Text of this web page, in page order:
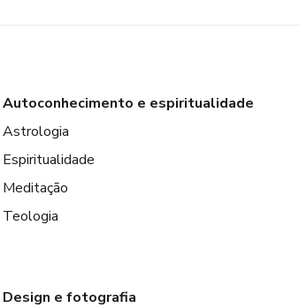
Autoconhecimento e espiritualidade
Astrologia
Espiritualidade
Meditação
Teologia
Design e fotografia